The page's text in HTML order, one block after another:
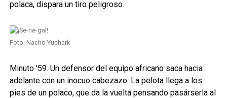
polaca, dispara un tiro peligroso.
Foto: Nacho Yuchark
Minuto ’59. Un defensor del equipo africano saca hacia
adelante con un inocuo cabezazo. La pelota llega a los
pies de un polaco, que da la vuelta pensando pasárserla al